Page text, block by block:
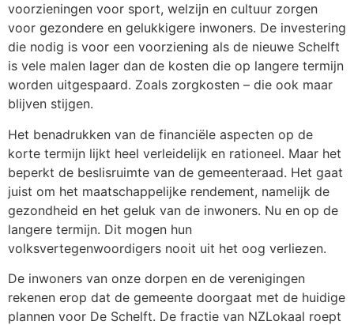
voorzieningen voor sport, welzijn en cultuur zorgen
voor gezondere en gelukkigere inwoners. De investering
die nodig is voor een voorziening als de nieuwe Schelft
is vele malen lager dan de kosten die op langere termijn
worden uitgespaard. Zoals zorgkosten – die ook maar
blijven stijgen.
Het benadrukken van de financiële aspecten op de
korte termijn lijkt heel verleidelijk en rationeel. Maar het
beperkt de beslisruimte van de gemeenteraad. Het gaat
juist om het maatschappelijke rendement, namelijk de
gezondheid en het geluk van de inwoners. Nu en op de
langere termijn. Dit mogen hun
volksvertegenwoordigers nooit uit het oog verliezen.
De inwoners van onze dorpen en de verenigingen
rekenen erop dat de gemeente doorgaat met de huidige
plannen voor De Schelft. De fractie van NZLokaal roept